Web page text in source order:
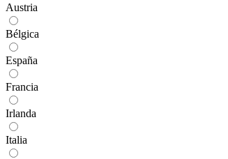
Austria
Bélgica
España
Francia
Irlanda
Italia